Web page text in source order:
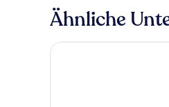
Ähnliche
Diamond Cliff Resort &